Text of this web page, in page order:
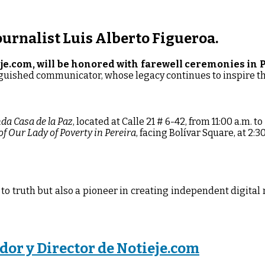
Luis Alberto Figueroa.
will be honored with farewell ceremonies in
communicator, whose legacy continues to inspire
Casa de la Paz, located at Calle 21 # 6-42, from 11:00 a.m.
Our Lady of Poverty in Pereira, facing Bolívar Square, at
truth but also a pioneer in creating independent digital
y Director de Notieje.com